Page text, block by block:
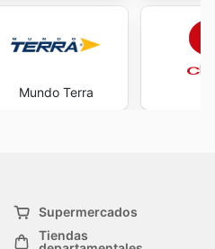
Mundo Terra
Supermercados
Tiendas